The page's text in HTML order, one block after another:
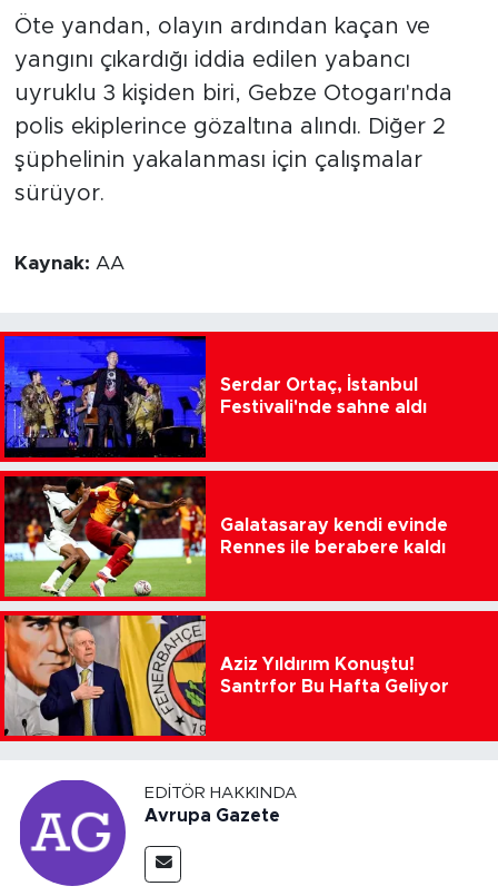
Öte yandan, olayın ardından kaçan ve
yangını çıkardığı iddia edilen yabancı
uyruklu 3 kişiden biri, Gebze Otogarı'nda
polis ekiplerince gözaltına alındı. Diğer 2
şüphelinin yakalanması için çalışmalar
sürüyor.
Kaynak: AA
Serdar Ortaç, İstanbul
Festivali'nde sahne aldı
Galatasaray kendi evinde
Rennes ile berabere kaldı
Aziz Yıldırım Konuştu!
Santrfor Bu Hafta Geliyor
EDITÖR HAKKINDA
Avrupa Gazete